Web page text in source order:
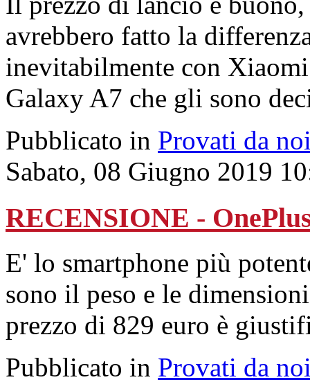
avrebbero fatto la
inevitabilmente con
Galaxy A7 che gli sono
Pubblicato in Provati da
Sabato, 08 Giugno 2019
RECENSIONE -
E' lo smartphone più
sono il peso e le
prezzo di 829 euro è
Pubblicato in Provati da